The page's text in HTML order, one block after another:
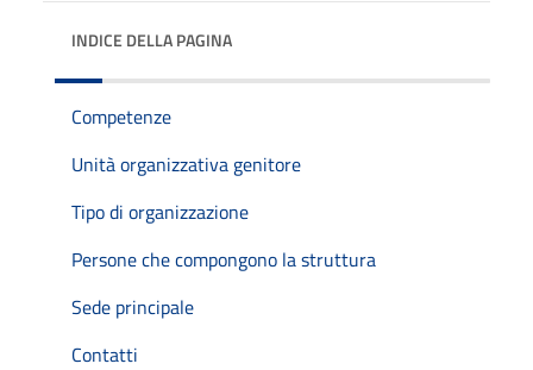
INDICE DELLA PAGINA
Competenze
Unità organizzativa genitore
Tipo di organizzazione
Persone che compongono la struttura
Sede principale
Contatti